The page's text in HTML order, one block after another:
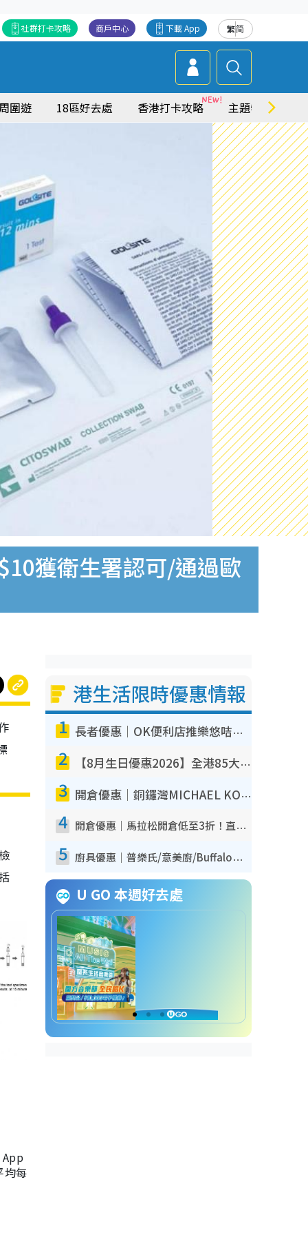
繁简
下載 App
商戶中心
社群打卡攻略
圍遊 18區好去處 香港打卡攻略 主題特集
獲衛生署認可/通過歐
均每
港生活限時優惠情報
1 長者優惠｜OK便利店推樂悠咭優惠！買麵包/牛奶/保健品拍卡即減
2 【8月生日優惠2026】全港85大食買玩著數攻略 自助餐/火鍋放題同行免費＋誠品/DONKI送現金券
3 開倉優惠｜銅鑼灣MICHAEL KORS開倉低至17折！直擊$500起買手袋/銀包/鞋款 必買經典Jet Set系列
4 開倉優惠｜馬拉松開倉低至3折！直擊$99起買adidas／New Balance／Puma鞋款 STANLEY保溫杯劈價至$119起
5 廚具優惠｜普樂氏/意美廚/Buffalo廚具低至3折！$89起買煎鍋／炒鑊／個人鍋 同場小家電激減至$99起
U GO 本週好去處